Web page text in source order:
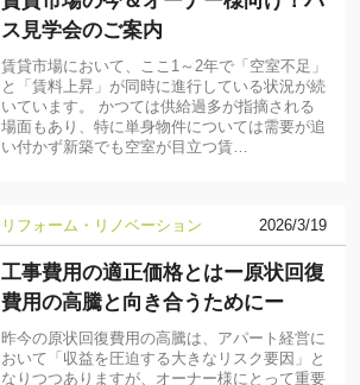
ス見学会のご案内
賃貸市場において、ここ1～2年で「空室不足」
と「賃料上昇」が同時に進行している状況が続
いています。 かつては供給過多が指摘される
場面もあり、特に単身物件については需要が追
い付かず新築でも空室が目立つ賃…
リフォーム・リノベーション 2026/3/19
工事費用の適正価格とはー原状回復
費用の高騰と向き合うためにー
昨今の原状回復費用の高騰は、アパート経営に
おいて「収益を圧迫する大きなリスク要因」と
なりつつありますが、オーナー様にとって重要